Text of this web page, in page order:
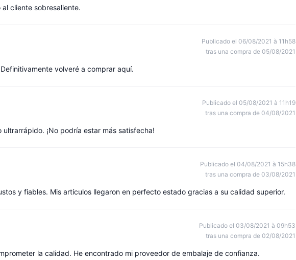
cliente sobresaliente.
Publicado el 06/08/2021 à 11h58
tras una compra de 05/08/2021
volveré a comprar aquí.
Publicado el 05/08/2021 à 11h19
tras una compra de 04/08/2021
¡No podría estar más satisfecha!
Publicado el 04/08/2021 à 15h38
tras una compra de 03/08/2021
y fiables. Mis artículos llegaron en perfecto estado gracias a su calidad superior.
Publicado el 03/08/2021 à 09h53
tras una compra de 02/08/2021
la calidad. He encontrado mi proveedor de embalaje de confianza.